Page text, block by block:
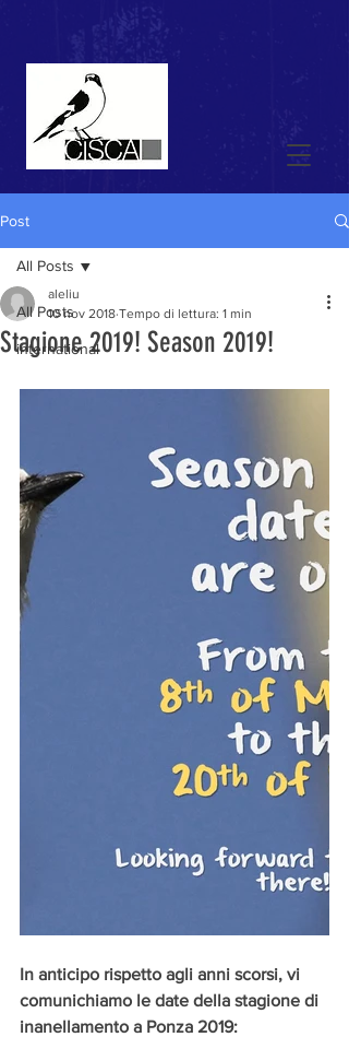
Post
All Posts
international
All Posts
Stagione 2019! Season 2019!
aleliu
10 nov 2018 Tempo di lettura: 1 min
In anticipo rispetto agli anni scorsi, vi
comunichiamo le date della stagione di
inanellamento a Ponza 2019: